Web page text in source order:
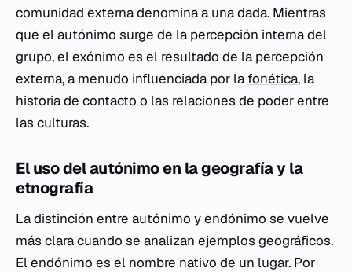
comunidad externa denomina a una dada. Mientras
que el autónimo surge de la percepción interna del
grupo, el exónimo es el resultado de la percepción
externa, a menudo influenciada por la fonética, la
historia de contacto o las relaciones de poder entre
las culturas.
El uso del autónimo en la geografía y la
etnografía
La distinción entre autónimo y endónimo se vuelve
más clara cuando se analizan ejemplos geográficos.
El endónimo es el nombre nativo de un lugar. Por